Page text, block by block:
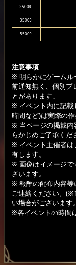
25000
35000
55000
注意事項
※ 明らかにゲームル
前通知無く、個別プ
とがあります。
※ イベント内に記載
時間など)は実際の
※ 当ページの掲載内
らかじめご了承くだ
※ イベント主催者は
有します。
※ 画像はイメージで
ざいます。
※ 報酬の配布内容等
ご連絡ください。
い場合がございます
※各イベントの時間